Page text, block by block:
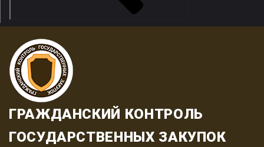
ГРАЖДАНСКИЙ КОНТРОЛЬ
ГОСУДАРСТВЕННЫХ ЗАКУПОК